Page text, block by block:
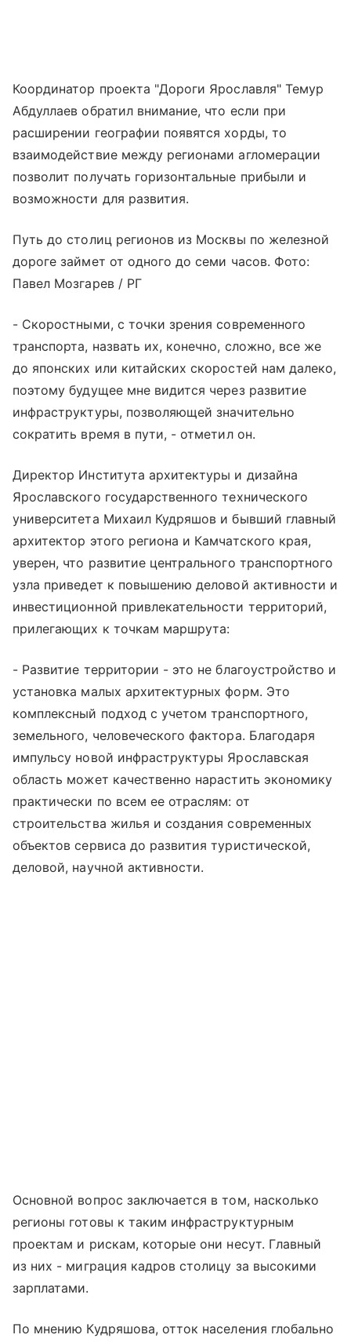
Координатор проекта "Дороги Ярославля" Темур
Абдуллаев обратил внимание, что если при
расширении географии появятся хорды, то
взаимодействие между регионами агломерации
позволит получать горизонтальные прибыли и
возможности для развития.
Путь до столиц регионов из Москвы по железной
дороге займет от одного до семи часов. Фото:
Павел Мозгарев / РГ
- Скоростными, с точки зрения современного
транспорта, назвать их, конечно, сложно, все же
до японских или китайских скоростей нам далеко,
поэтому будущее мне видится через развитие
инфраструктуры, позволяющей значительно
сократить время в пути, - отметил он.
Директор Института архитектуры и дизайна
Ярославского государственного технического
университета Михаил Кудряшов и бывший главный
архитектор этого региона и Камчатского края,
уверен, что развитие центрального транспортного
узла приведет к повышению деловой активности и
инвестиционной привлекательности территорий,
прилегающих к точкам маршрута:
- Развитие территории - это не благоустройство и
установка малых архитектурных форм. Это
комплексный подход с учетом транспортного,
земельного, человеческого фактора. Благодаря
импульсу новой инфраструктуры Ярославская
область может качественно нарастить экономику
практически по всем ее отраслям: от
строительства жилья и создания современных
объектов сервиса до развития туристической,
деловой, научной активности.
Основной вопрос заключается в том, насколько
регионы готовы к таким инфраструктурным
проектам и рискам, которые они несут. Главный
из них - миграция кадров столицу за высокими
зарплатами.
По мнению Кудряшова, отток населения глобально